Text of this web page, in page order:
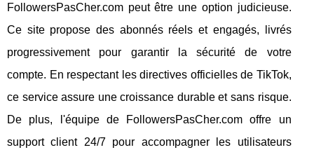
FollowersPasCher.com peut être une option judicieuse.
Ce site propose des abonnés réels et engagés, livrés
progressivement pour garantir la sécurité de votre
compte. En respectant les directives officielles de TikTok,
ce service assure une croissance durable et sans risque.
De plus, l'équipe de FollowersPasCher.com offre un
support client 24/7 pour accompagner les utilisateurs